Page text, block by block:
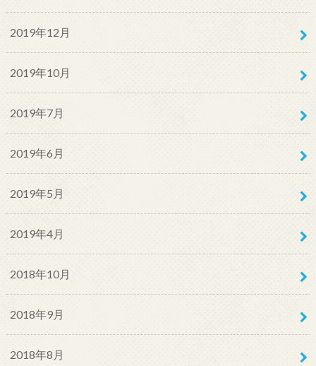
2019年12月
2019年10月
2019年7月
2019年6月
2019年5月
2019年4月
2018年10月
2018年9月
2018年8月